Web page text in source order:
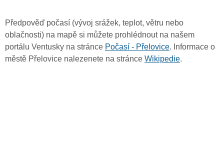
Předpověď počasí (vývoj srážek, teplot, větru nebo
oblačnosti) na mapě si můžete prohlédnout na našem
portálu Ventusky na stránce Počasí - Přelovice. Informace o
městě Přelovice nalezenete na stránce Wikipedie.